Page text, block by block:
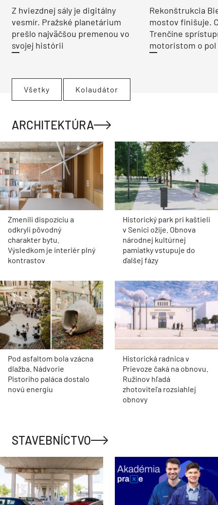
Z hviezdnej sály je digitálny
vesmír. Pražské planetárium
prešlo najväčšou premenou vo
svojej histórii
Rekonštrukcia
mostov finišuje.
Trenčíne
motoristom o pol
Všetky Kolaudátor
ARCHITEKTÚRA
Zmenili dispozíciu a
odkryli pôvodný
charakter bytu.
Výsledkom je interiér plný
kontrastov
Historický park pri kaštieli
v Senici ožije. Obnova
národnej kultúrnej
pamiatky vstupuje do
ďalšej fázy
Pod asfaltom bola vzácna
dlažba. Nádvorie
Pistoriho paláca dostalo
novú energiu
Historická radnica v
Prievoze čaká na obnovu.
Ružinov hľadá
zhotoviteľa rozsiahlej
obnovy
STAVEBNÍCTVO